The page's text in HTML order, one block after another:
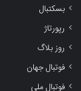
بسکتبال
رپورتاژ
روز بلاگ
فوتبال جهان
فوتبال ملی